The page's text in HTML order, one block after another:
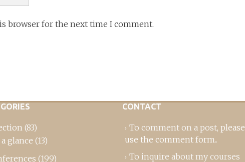
browser for the next time I comment.
(83)
glance (13)
(199)
CONTACT
To comment on a post, please
use the comment form..
To inquire about my courses